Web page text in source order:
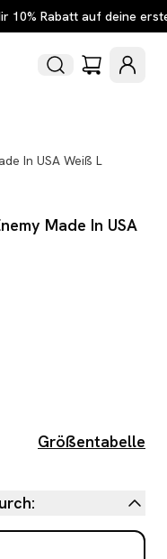
10% Rabatt auf deine
In USA Weiß L
Made In USA
Größentabelle